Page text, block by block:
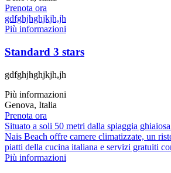
Prenota ora
gdfghjhghjkjh,jh
Più informazioni
Standard 3 stars
gdfghjhghjkjh,jh
Più informazioni
Genova, Italia
Prenota ora
Situato a soli 50 metri dalla spiaggia
Nais Beach offre camere climatizzate, un
piatti della cucina italiana e servizi gratuiti
Più informazioni